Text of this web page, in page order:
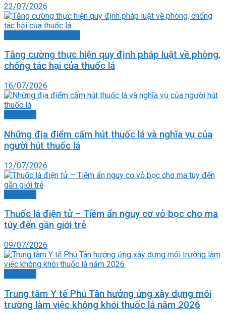
22/07/2026
Tăng cường thực hiện quy định pháp luật về phòng,
chống tác hại của thuốc lá
16/07/2026
Những địa điểm cấm hút thuốc lá và nghĩa vụ của
người hút thuốc lá
12/07/2026
Thuốc lá điện tử – Tiềm ẩn nguy cơ vỏ bọc cho ma
túy đến gần giới trẻ
09/07/2026
Trung tâm Y tế Phú Tân hưởng ứng xây dựng môi
trường làm việc không khói thuốc lá năm 2026